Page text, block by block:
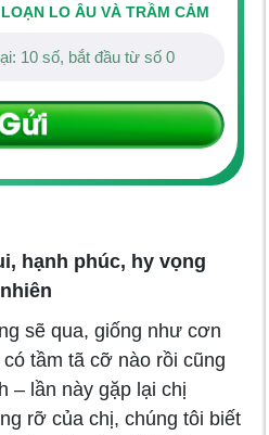
LO ÂU VÀ TRẦM CẢM
hạnh phúc, hy vọng
sẽ qua, giống như cơn
tầm tã cỡ nào rồi cũng
– lần này gặp lại chị
rỡ của chị, chúng tôi biết